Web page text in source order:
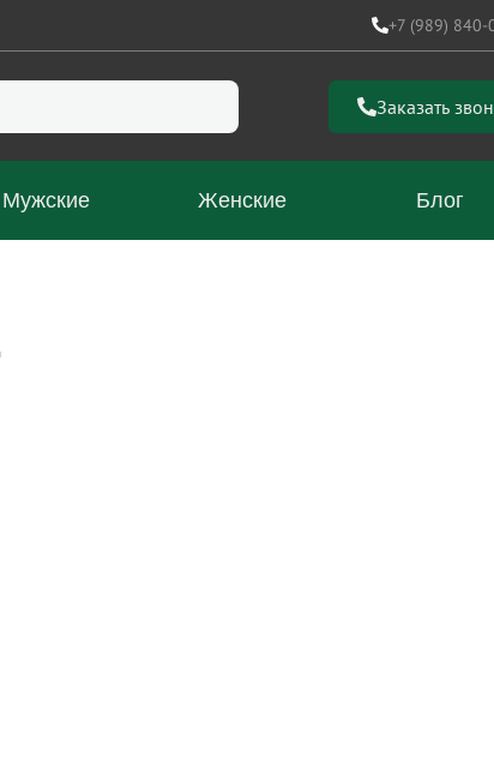
+7 (989) 840-
Заказать
Мужские Женские Блог